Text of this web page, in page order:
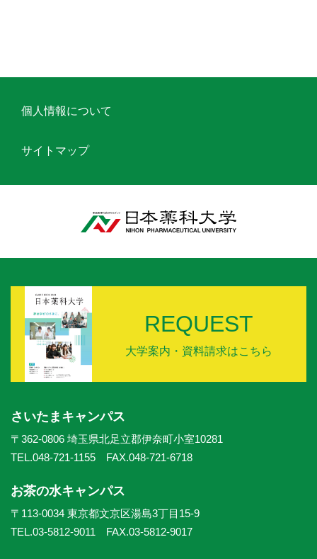
個人情報について
サイトマップ
REQUEST
大学案内・資料請求はこちら
さいたまキャンパス
〒362-0806 埼玉県北足立郡伊奈町小室10281
TEL.048-721-1155 FAX.048-721-6718
お茶の水キャンパス
〒113-0034 東京都文京区湯島3丁目15-9
TEL.03-5812-9011 FAX.03-5812-9017